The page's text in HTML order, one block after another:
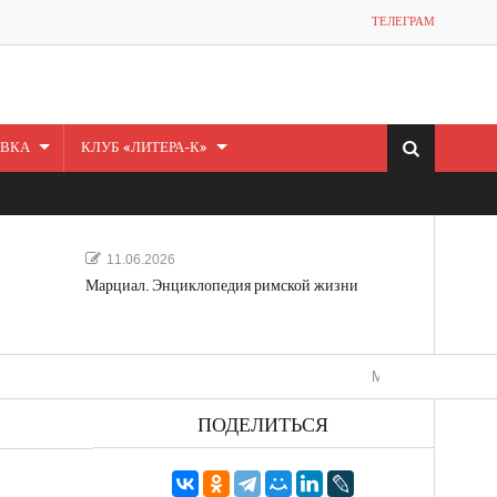
ТЕЛЕГРАМ
КЛУБ «ЛИТЕРА-К»
11.06.2026
Марциал. Энциклопедия римской жизни
Мечта, не отдавайся!
ПОДЕЛИТЬСЯ